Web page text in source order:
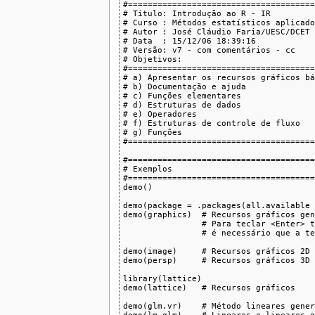
#===============================================================================
# Título: Introdução ao R - IR
# Curso : Métodos estatísticos aplicados à produção vegetal
# Autor : José Cláudio Faria/UESC/DCET
# Data  : 15/12/06 18:39:16
# Versão: v7 - com comentários - cc
# Objetivos:
#===============================================================================
# a) Apresentar os recursos gráficos básicos do R
# b) Documentação e ajuda
# c) Funções elementares
# d) Estruturas de dados
# e) Operadores
# f) Estruturas de controle de fluxo
# g) Funções
#===============================================================================

#===============================================================================
# Exemplos
#===============================================================================
demo()

demo(package = .packages(all.available = TRUE))
demo(graphics)  # Recursos gráficos genéricos
                # Para teclar <Enter> to see next plot:
                # é necessário que a tela esteja ativa

demo(image)     # Recursos gráficos 2D
demo(persp)     # Recursos gráficos 3D

library(lattice)
demo(lattice)   # Recursos gráficos

demo(glm.vr)    # Método lineares generalizados
demo(lm.glm)    # Lineares e lineares generalizados

#===============================================================================
# Documentação e ajuda
#===============================================================================
?round
?'for'  # ou ?”for“
?'[['   # ou ?”[[“
apropos('stem')
help.search('stem')
help.start()     # ou menu 'Help/Html help
vignette()       # documentos em pdf (dependente dos pacotes instalados)
vignette('grid') # abre pdf relacionado ao pacote grid

#===============================================================================
# Algumas funções elementares
#===============================================================================
set.seed(25)
x = round(runif(n = 20, min = 0, max = 10), digits = 2)
x
sort(x)
min(x)
max(x)
median(x)    # mediana
mean(x)      # média
var(x)       # variância
sd(x)        # desvio padrão (standard deviation)
sqrt(var(x))
sum(x)       # somatório
length(x)    # número de elementos
round(x, digits = 1)
round(x)
fivenum(x)   # Returns Tukey's five number summary (minimum, lower-hinge, median, upper-hinge, maximum)
quantile(x)  # quantis
quantile(x, c(0, .33, .66, 1))
cummax(x)
cummin(x)
plot(x, sin(x/20))
cor(x, sin(x/20))


# Imprimir no console uma mensagem ou o valor de uma variável:
print('Teste:')
x = 10
print(x)

# Concatenação:
cat('\nValor de x =', x); cat('\n')
cat('\n\tValor de x =', x); cat('\n')

#===============================================================================
# Estruturas de dados: MUITO IMPORTANTE!!!
#===============================================================================

#===============
# Vetores
#===============

# Algumas das diversas maneiras de defini-los:
c(1, 2, 3, 4, 5)
1:6
seq(1, 10, by = 1)
seq(1, 2, length = 10)
letters[1:5]
LETTERS[1:5]

# Algumas maneiras de recuperá-los:
x = seq(1, 10, by = 1)
x
x[5:10]
x[c(5, 7:10)]
x[-(5:10)]
x > 5
x[x > 5]
x[x < 6]

# Dar nomes aos componentes de um vetor:
names(x)
names(x) = letters[1:length(x)]
x
x['b']
c(a = 1, b = 5, c = 10)

# Algumas operações básicas:
set.seed(3)
x = round(runif(5, 0, 10), d = 1)
x
x/2
x*2
x+10
sort(x)
rev(sort(x))

set.seed(16)
x = sample(1:5, 10, replace = T)
x
sort(x)
unique(x)

x = c(1, 3, 2, 8, 5)
x
o = order(x)
o
x
x[o[1:3]]

#===============
# Matrizes
#===============
m = matrix(c(1, 2, 3, 4), nrow = 2)
m
m[1,2]

# O produto matricial:
x = matrix(c(6, 7), nrow = 2)
x
m %*% x

# O determinante de uma matriz:
det(m)

# A transposta de uma matriz:
t(m)

# Uma matriz diagonal:
diag(c(1,2))

# A identidade da matriz:
diag(1, 2)

diag(rep(1, 2))
diag(2)

# Comandos cbind e o rbind para criar matrizes:
cbind(c(1, 2), c(3, 4))
rbind(c(1, 3), c(2, 4))

# O traço de uma matriz:
sum(diag(m))

# A inversa de uma matriz :
solve(m)
solve(m, x)
solve(m) %*% x

# Autovalores:
eigen(m)$values

# Autovetores:
eigen(m)$vectors

# Certificar se a matriz é realmente diagonalisável:
p = eigen(m)$vectors
d = diag(eigen(m)$values)
p %*% d %*% solve(p)

#===============
# Arrays
#===============
ar = array(letters[1:24], c(2,4,3))
ar
ar[1,1,1] # ar[linha, coluna, dimensão] -> ar(x, y, z)
ar[1,1,2]
ar[1,2,3]

class(iris3)
iris3

#===============
# Fatores
#===============
set.seed(218)
x = factor(sample(c('a', 'b', 'c'), 5, replace = T))
x
l = c('d', 'e', 'f')
l
set.seed(17)
x = factor(sample(l, 5, replace = T), levels = l)
x
levels(x)

# Pode-se preferir uma tabela:
table(x)

# Se os